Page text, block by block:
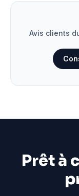
Avis clients
Prêt à